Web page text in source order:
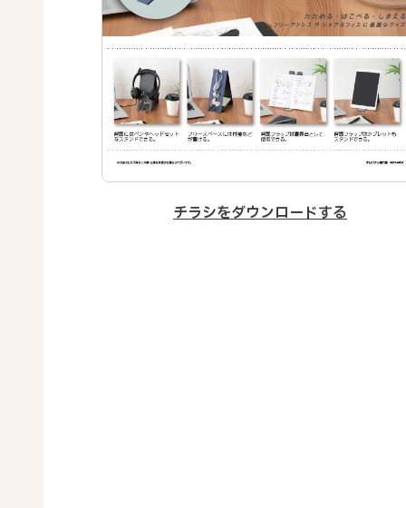
チラシをダウンロードする